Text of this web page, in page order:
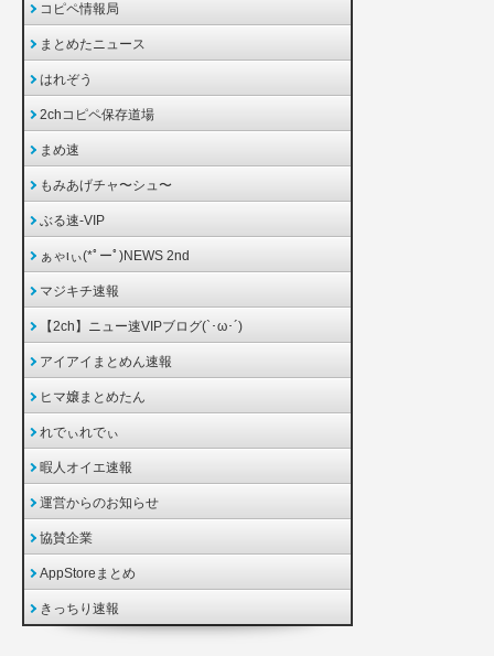
コピペ情報局
まとめたニュース
はれぞう
2chコピペ保存道場
まめ速
もみあげチャ〜シュ〜
ぶる速-VIP
ぁゃιぃ(*ﾟーﾟ)NEWS 2nd
マジキチ速報
【2ch】ニュー速VIPブログ(`･ω･´)
アイアイまとめん速報
ヒマ嬢まとめたん
れでぃれでぃ
暇人オイエ速報
運営からのお知らせ
協賛企業
AppStoreまとめ
きっちり速報